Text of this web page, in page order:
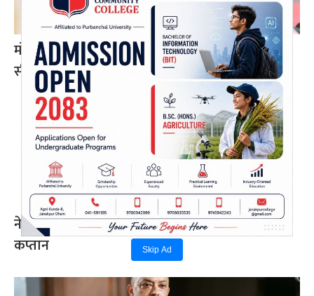
Skip Ad
मोर्चा सत्ताको लागि होइन, सङ्घर्षका लागि बनेको हो :
सीके राउत
नेपाल प्रिमियर लिग : हरमित सिंह जनकपुर बोल्ट्सको
कप्तान